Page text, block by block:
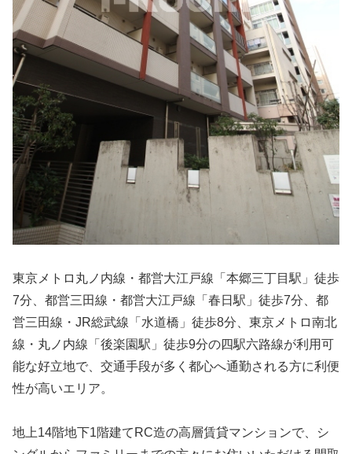
東京メトロ丸ノ内線・都営大江戸線「本郷三丁目駅」徒歩
7分、都営三田線・都営大江戸線「春日駅」徒歩7分、都
営三田線・JR総武線「水道橋」徒歩8分、東京メトロ南北
線・丸ノ内線「後楽園駅」徒歩9分の四駅六路線が利用可
能な好立地で、交通手段が多く都心へ通勤される方に利便
性が高いエリア。
地上14階地下1階建てRC造の高層賃貸マンションで、シ